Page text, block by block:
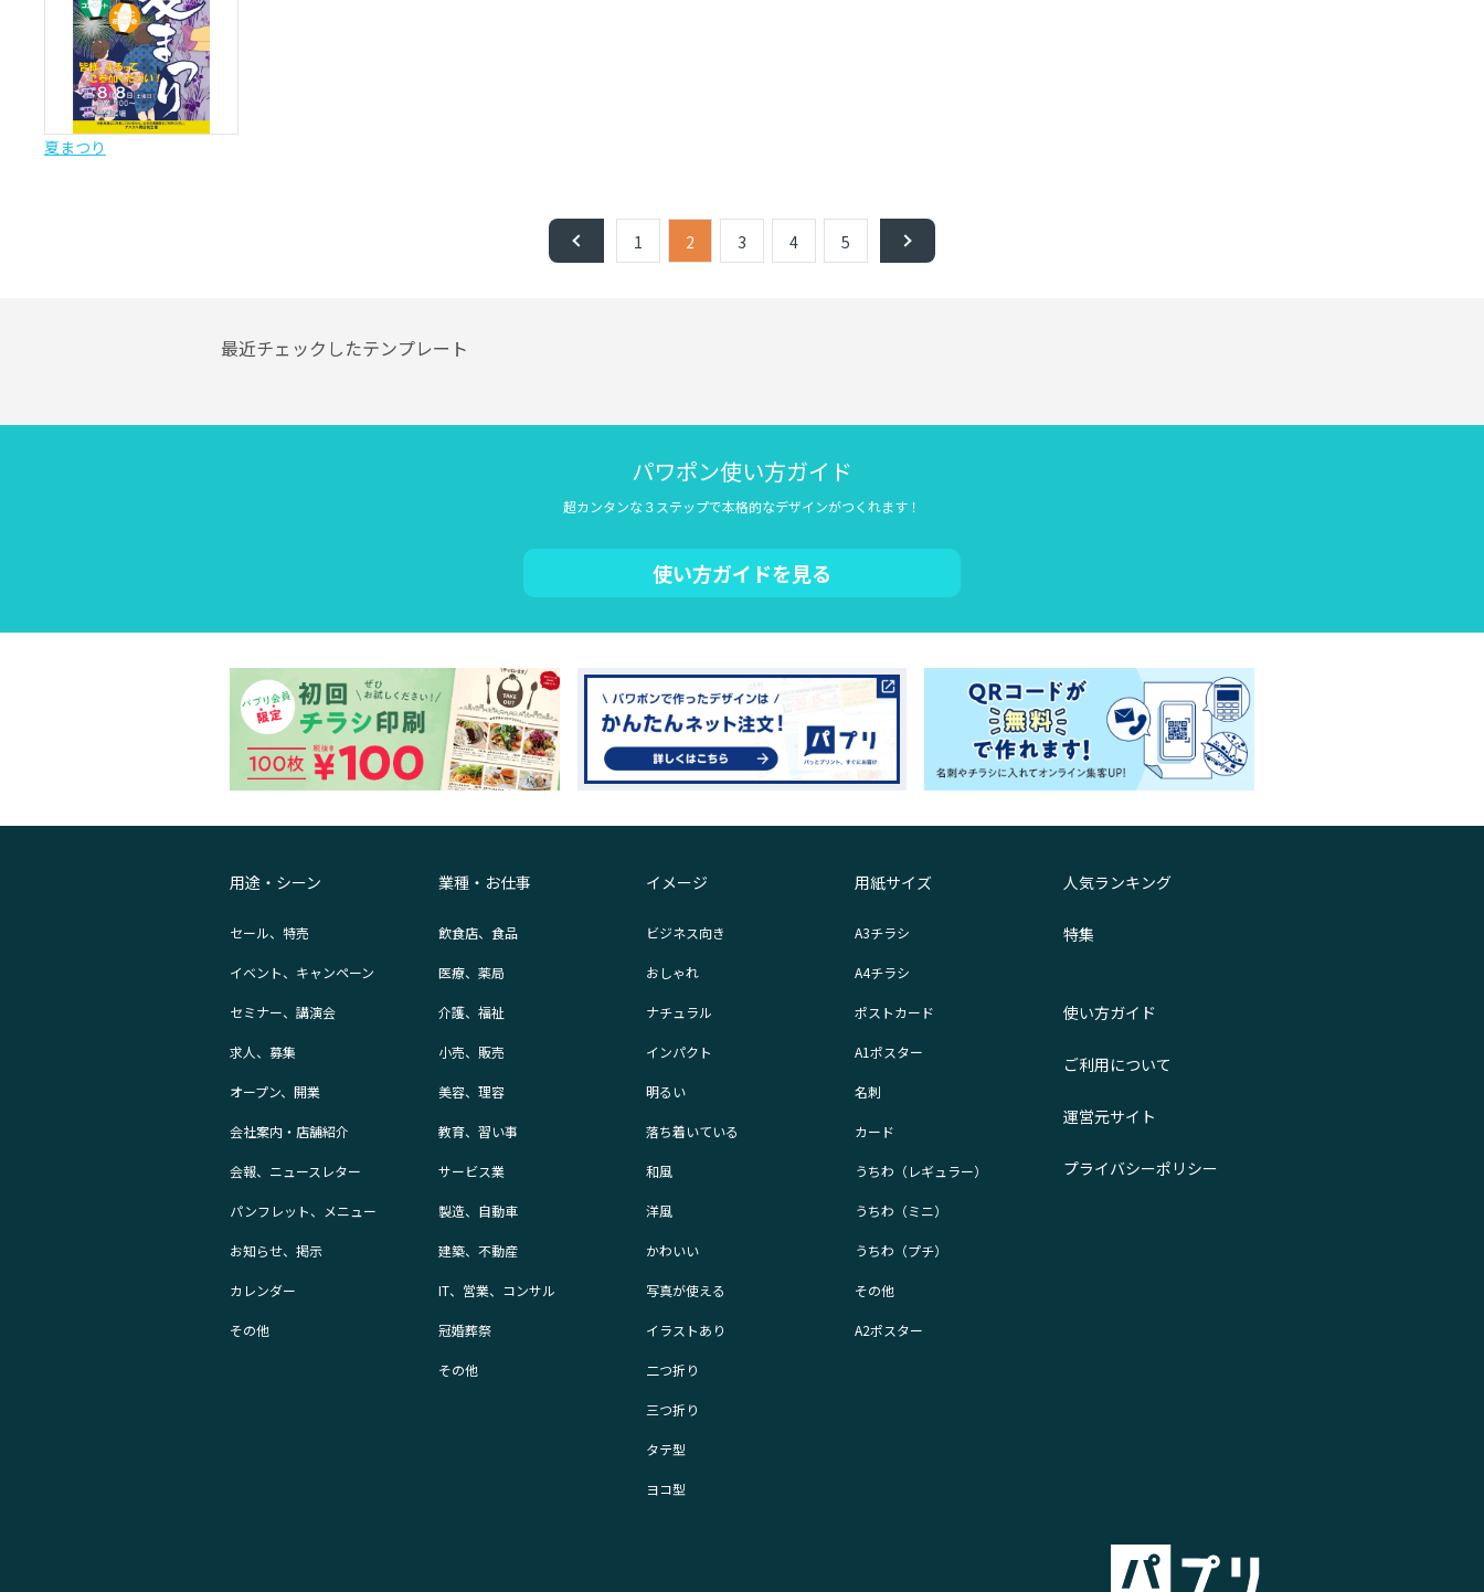
夏まつり
1 2 3 4 5
最近チェックしたテンプレート
パワポン使い方ガイド
超カンタンな３ステップで本格的なデザインがつくれます！
使い方ガイドを見る
用途・シーン
セール、特売
イベント、キャンペーン
セミナー、講演会
求人、募集
オープン、開業
会社案内・店舗紹介
会報、ニュースレター
パンフレット、メニュー
お知らせ、掲示
カレンダー
その他
業種・お仕事
飲食店、食品
医療、薬局
介護、福祉
小売、販売
美容、理容
教育、習い事
サービス業
製造、自動車
建築、不動産
IT、営業、コンサル
冠婚葬祭
その他
イメージ
ビジネス向き
おしゃれ
ナチュラル
インパクト
明るい
落ち着いている
和風
洋風
かわいい
写真が使える
イラストあり
二つ折り
三つ折り
タテ型
ヨコ型
用紙サイズ
A3チラシ
A4チラシ
ポストカード
A1ポスター
名刺
カード
うちわ（レギュラー）
うちわ（ミニ）
うちわ（プチ）
その他
A2ポスター
人気ランキング
特集
使い方ガイド
ご利用について
運営元サイト
プライバシーポリシー